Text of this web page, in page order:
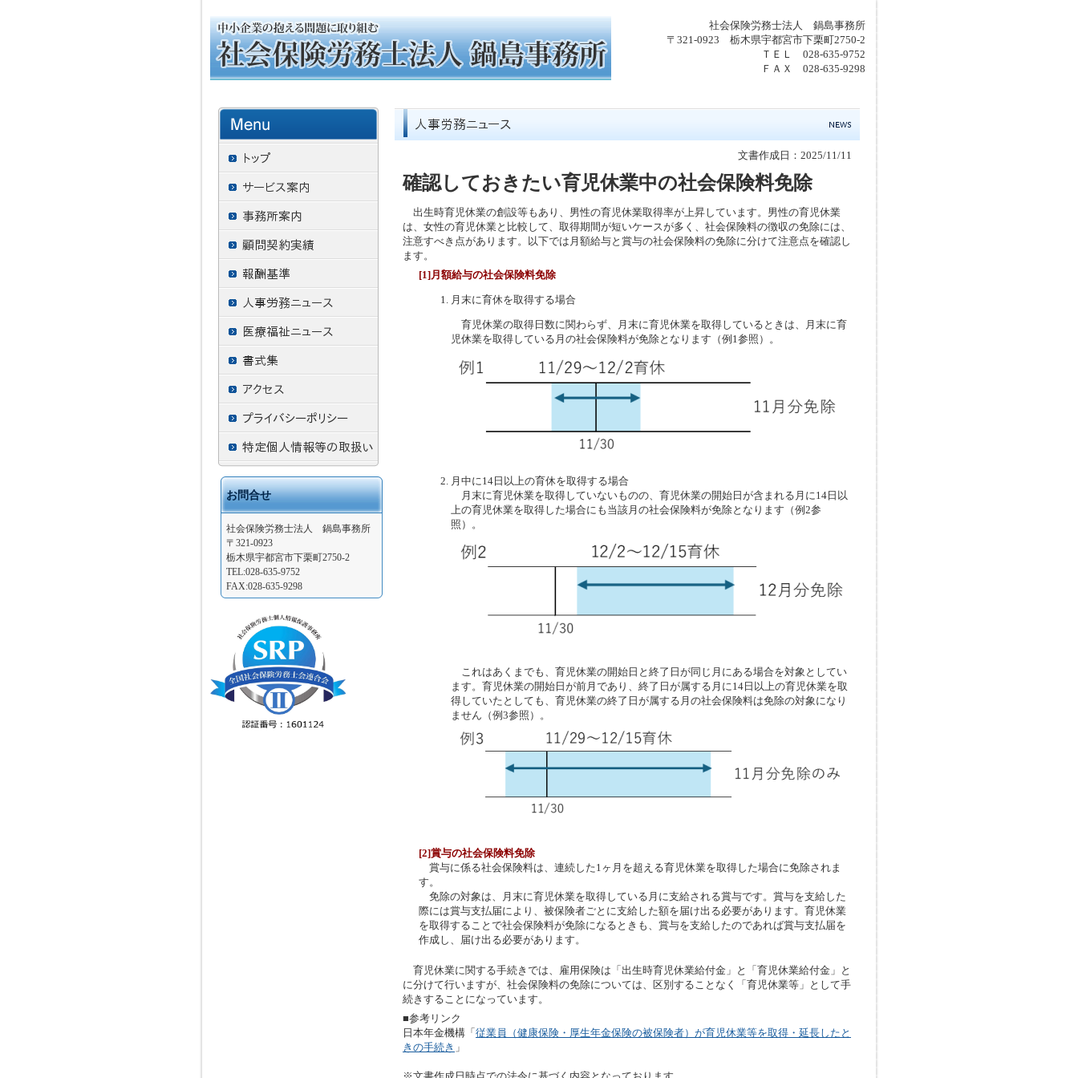
社会保険労務士法人 鍋島事務所
〒321-0923 栃木県宇都宮市下栗町2750-2
ＴＥＬ 028-635-9752
ＦＡＸ 028-635-9298
文書作成日：2025/11/11
確認しておきたい育児休業中の社会保険料免除
出生時育児休業の創設等もあり、男性の育児休業取得率が上昇しています。男性の育児休業
は、女性の育児休業と比較して、取得期間が短いケースが多く、社会保険料の徴収の免除には、
注意すべき点があります。以下では月額給与と賞与の社会保険料の免除に分けて注意点を確認し
ます。
[1]月額給与の社会保険料免除
月末に育休を取得する場合
育児休業の取得日数に関わらず、月末に育児休業を取得しているときは、月末に育
児休業を取得している月の社会保険料が免除となります（例1参照）。
月中に14日以上の育休を取得する場合
月末に育児休業を取得していないものの、育児休業の開始日が含まれる月に14日以
上の育児休業を取得した場合にも当該月の社会保険料が免除となります（例2参
照）。
これはあくまでも、育児休業の開始日と終了日が同じ月にある場合を対象としてい
ます。育児休業の開始日が前月であり、終了日が属する月に14日以上の育児休業を取
得していたとしても、育児休業の終了日が属する月の社会保険料は免除の対象になり
ません（例3参照）。
[2]賞与の社会保険料免除
賞与に係る社会保険料は、連続した1ヶ月を超える育児休業を取得した場合に免除されま
す。
免除の対象は、月末に育児休業を取得している月に支給される賞与です。賞与を支給した
際には賞与支払届により、被保険者ごとに支給した額を届け出る必要があります。育児休業
を取得することで社会保険料が免除になるときも、賞与を支給したのであれば賞与支払届を
作成し、届け出る必要があります。
育児休業に関する手続きでは、雇用保険は「出生時育児休業給付金」と「育児休業給付金」と
に分けて行いますが、社会保険料の免除については、区別することなく「育児休業等」として手
続きすることになっています。
■参考リンク
日本年金機構「 従業員（健康保険・厚生年金保険の被保険者）が育児休業等を取得・延長したと
きの手続き 」
お問合せ
社会保険労務士法人 鍋島事務所
〒321-0923
栃木県宇都宮市下栗町2750-2
TEL:028-635-9752
FAX:028-635-9298